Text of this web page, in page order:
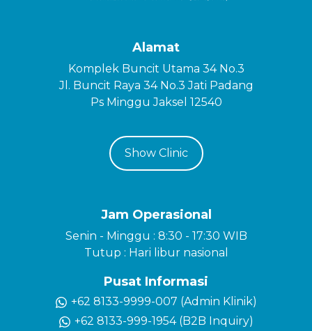
Alamat
Komplek Buncit Utama 34 No.3
Jl. Buncit Raya 34 No.3 Jati Padang
Ps Minggu Jaksel 12540
Show Clinic
Jam Operasional
Senin - Minggu : 8:30 - 17:30 WIB
Tutup : Hari libur nasional
Pusat Informasi
+62 8133-9999-007 (Admin Klinik)
+62 8133-999-1954 (B2B Inquiry)